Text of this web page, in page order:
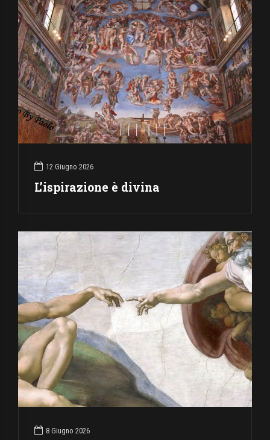
12 Giugno 2026
L’ispirazione è divina
8 Giugno 2026